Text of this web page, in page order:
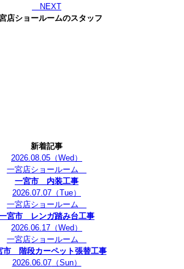
NEXT
店ショールームのスタッフ
新着記事
2026.08.05 （Wed）
一宮店ショールーム
一宮市 内装工事
2026.07.07 （Tue）
一宮店ショールーム
宮市 レンガ踏み台工事
2026.06.17 （Wed）
一宮店ショールーム
市 階段カーペット張替工事
2026.06.07（Sun）